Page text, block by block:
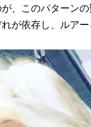
、このパターン
が依存し、ルア